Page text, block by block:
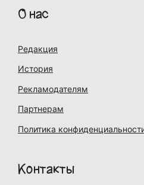
О нас
Редакция
История
Рекламодателям
Партнерам
Политика
Контакты